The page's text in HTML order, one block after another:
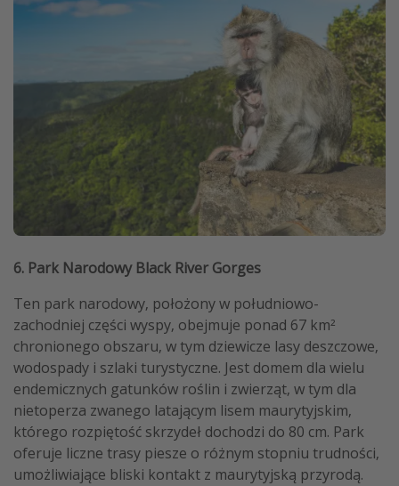
6. Park Narodowy Black River Gorges
Ten park narodowy, położony w południowo-
zachodniej części wyspy, obejmuje ponad 67 km²
chronionego obszaru, w tym dziewicze lasy deszczowe,
wodospady i szlaki turystyczne. Jest domem dla wielu
endemicznych gatunków roślin i zwierząt, w tym dla
nietoperza zwanego latającym lisem maurytyjskim,
którego rozpiętość skrzydeł dochodzi do 80 cm. Park
oferuje liczne trasy piesze o różnym stopniu trudności,
umożliwiające bliski kontakt z maurytyjską przyrodą.